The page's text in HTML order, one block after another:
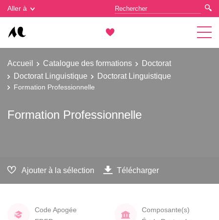
Aller à
Accueil Catalogue des formations
Doctorat
Doctorat Linguistique
Doctorat Linguistique
Formation Professionnelle
Formation Professionnelle
Ajouter à la sélection Télécharger
Code Apogée
Composante(s)
Gestion des cookies